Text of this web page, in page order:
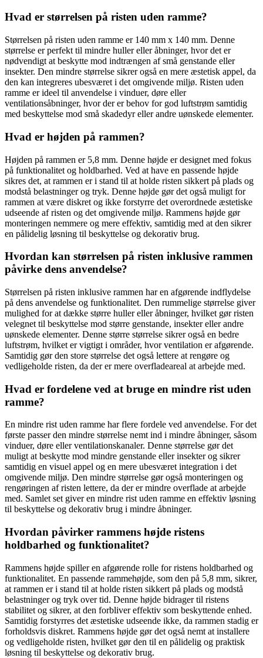
Hvad er størrelsen på risten uden ramme?
Størrelsen på risten uden ramme er 140 mm x 140 mm. Denne
størrelse er perfekt til mindre huller eller åbninger, hvor det er
nødvendigt at beskytte mod indtrængen af ​​små genstande eller
insekter. Den mindre størrelse sikrer også en mere æstetisk appel, da
den kan integreres ubesværet i det omgivende miljø. Risten uden
ramme er ideel til anvendelse i vinduer, døre eller
ventilationsåbninger, hvor der er behov for god luftstrøm samtidig
med beskyttelse mod små skadedyr eller andre uønskede elementer.
Hvad er højden på rammen?
Højden på rammen er 5,8 mm. Denne højde er designet med fokus
på funktionalitet og holdbarhed. Ved at have en passende højde
sikres det, at rammen er i stand til at holde risten sikkert på plads og
modstå belastninger og tryk. Denne højde gør det også muligt for
rammen at være diskret og ikke forstyrre det overordnede æstetiske
udseende af risten og det omgivende miljø. Rammens højde gør
monteringen nemmere og mere effektiv, samtidig med at den sikrer
en pålidelig løsning til beskyttelse og dekorativ brug.
Hvordan kan størrelsen på risten inklusive rammen
påvirke dens anvendelse?
Størrelsen på risten inklusive rammen har en afgørende indflydelse
på dens anvendelse og funktionalitet. Den rummelige størrelse giver
mulighed for at dække større huller eller åbninger, hvilket gør risten
velegnet til beskyttelse mod større genstande, insekter eller andre
uønskede elementer. Denne større størrelse sikrer også en bedre
luftstrøm, hvilket er vigtigt i områder, hvor ventilation er afgørende.
Samtidig gør den store størrelse det også lettere at rengøre og
vedligeholde risten, da der er mere overfladeareal at arbejde med.
Hvad er fordelene ved at bruge en mindre rist uden
ramme?
En mindre rist uden ramme har flere fordele ved anvendelse. For det
første passer den mindre størrelse nemt ind i mindre åbninger, såsom
vinduer, døre eller ventilationskanaler. Denne størrelse gør det
muligt at beskytte mod mindre genstande eller insekter og sikrer
samtidig en visuel appel og en mere ubesværet integration i det
omgivende miljø. Den mindre størrelse gør også monteringen og
rengøringen af risten lettere, da der er mindre overflade at arbejde
med. Samlet set giver en mindre rist uden ramme en effektiv løsning
til beskyttelse og dekorativ brug i mindre åbninger.
Hvordan påvirker rammens højde ristens
holdbarhed og funktionalitet?
Rammens højde spiller en afgørende rolle for ristens holdbarhed og
funktionalitet. En passende rammehøjde, som den på 5,8 mm, sikrer,
at rammen er i stand til at holde risten sikkert på plads og modstå
belastninger og tryk over tid. Denne højde bidrager til ristens
stabilitet og sikrer, at den forbliver effektiv som beskyttende enhed.
Samtidig forstyrres det æstetiske udseende ikke, da rammen stadig er
forholdsvis diskret. Rammens højde gør det også nemt at installere
og vedligeholde risten, hvilket gør den til en pålidelig og praktisk
løsning til beskyttelse og dekorativ brug.